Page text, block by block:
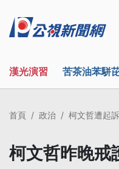
漢光演習 苦茶油苯駢
首頁 政治 柯文哲遭起訴
柯文哲昨晚戒